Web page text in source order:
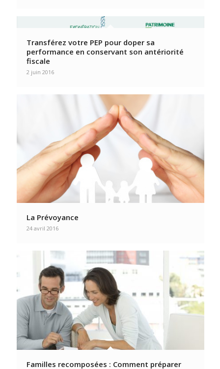
Transférez votre PEP pour doper sa
performance en conservant son antériorité
fiscale
2 juin 2016
La Prévoyance
24 avril 2016
Familles recomposées : Comment préparer